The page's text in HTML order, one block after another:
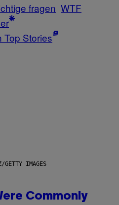
fragen WTF
Top Stories
GETTY IMAGES
Commonly